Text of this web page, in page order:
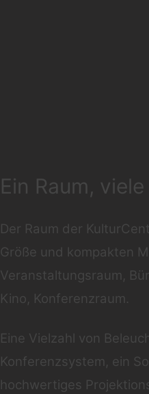
Ein Raum,
Der Raum der
Größe und kompakten
Veranstaltungsraum,
Kino, Konferenzraum.
Eine Vielzahl von
Konferenzsystem, ein
hochwertiges